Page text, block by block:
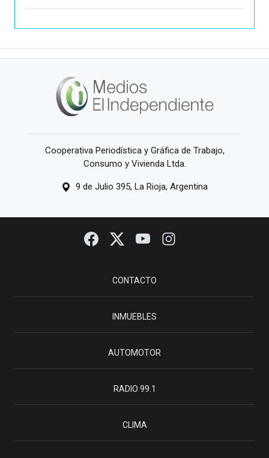
Cooperativa Periodística y Gráfica de Trabajo,
Consumo y Vivienda Ltda.
9 de Julio 395, La Rioja, Argentina
CONTACTO
INMUEBLES
AUTOMOTOR
RADIO 99.1
CLIMA